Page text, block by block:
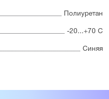
Полиуретан
-20...+70 С
Синяя